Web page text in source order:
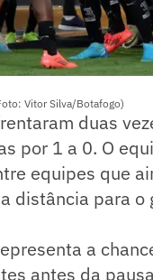
Vitor Silva/Botafogo)
duas
por 1 a 0. O
equipes que
distância para
a
antes da